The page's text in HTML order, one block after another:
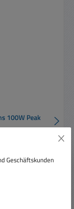
100W Peak
Geschäftskunden